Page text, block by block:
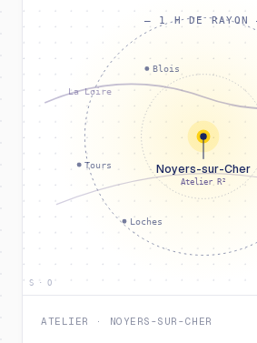
La Loire
Blois
Tours
Loches
Noyers-sur-Cher
Atelier R²
— 1 H DE RAYON
S · O
ATELIER · NOYERS-SUR-CHER